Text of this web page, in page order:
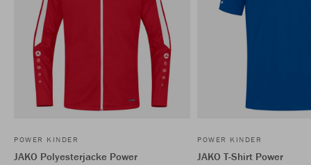
POWER KINDER
JAKO Polyesterjacke Power
POWER KINDER
JAKO T-Shirt Power